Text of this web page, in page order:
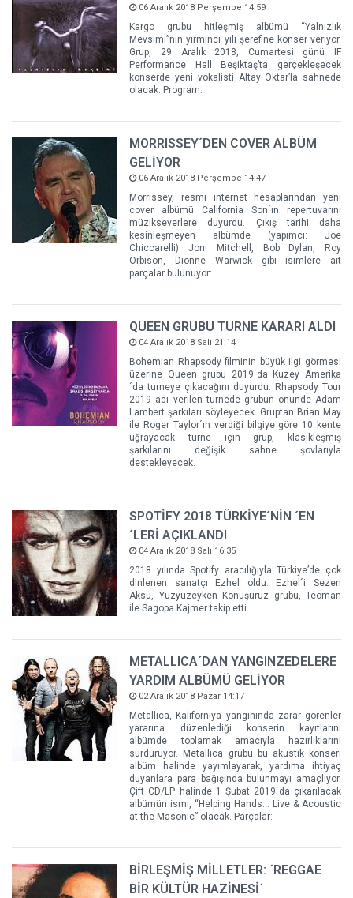
06 Aralık 2018 Perşembe 14:59
Kargo grubu hitleşmiş albümü “Yalnızlık
Mevsimi”nin yirminci yılı şerefine konser veriyor.
Grup, 29 Aralık 2018, Cumartesi günü IF
Performance Hall Beşiktaş’ta gerçekleşecek
konserde yeni vokalisti Altay Oktar’la sahnede
olacak. Program:
MORRISSEY´DEN COVER ALBÜM
GELİYOR
06 Aralık 2018 Perşembe 14:47
Morrissey, resmi internet hesaplarından yeni
cover albümü California Son´ın repertuvarını
müzikseverlere duyurdu. Çıkış tarihi daha
kesinleşmeyen albümde (yapımcı: Joe
Chiccarelli) Joni Mitchell, Bob Dylan, Roy
Orbison, Dionne Warwick gibi isimlere ait
parçalar bulunuyor:
QUEEN GRUBU TURNE KARARI ALDI
04 Aralık 2018 Salı 21:14
Bohemian Rhapsody filminin büyük ilgi görmesi
üzerine Queen grubu 2019´da Kuzey Amerika
´da turneye çıkacağını duyurdu. Rhapsody Tour
2019 adı verilen turnede grubun önünde Adam
Lambert şarkıları söyleyecek. Gruptan Brian May
ile Roger Taylor´ın verdiği bilgiye göre 10 kente
uğrayacak turne için grup, klasikleşmiş
şarkılarını değişik sahne şovlarıyla
destekleyecek.
SPOTİFY 2018 TÜRKİYE´NİN ´EN
´LERİ AÇIKLANDI
04 Aralık 2018 Salı 16:35
2018 yılında Spotify aracılığıyla Türkiye’de çok
dinlenen sanatçı Ezhel oldu. Ezhel´i Sezen
Aksu, Yüzyüzeyken Konuşuruz grubu, Teoman
ile Sagopa Kajmer takip etti.
METALLICA´DAN YANGINZEDELERE
YARDIM ALBÜMÜ GELİYOR
02 Aralık 2018 Pazar 14:17
Metallica, Kaliforniya yangınında zarar görenler
yararına düzenlediği konserin kayıtlarını
albümde toplamak amacıyla hazırlıklarını
sürdürüyor. Metallica grubu bu akustik konseri
albüm halinde yayımlayarak, yardıma ihtiyaç
duyanlara para bağışında bulunmayı amaçlıyor.
Çift CD/LP halinde 1 Şubat 2019´da çıkarılacak
albümün ismi, “Helping Hands… Live & Acoustic
at the Masonic” olacak. Parçalar:
BİRLEŞMİŞ MİLLETLER: ´REGGAE
BİR KÜLTÜR HAZİNESİ´